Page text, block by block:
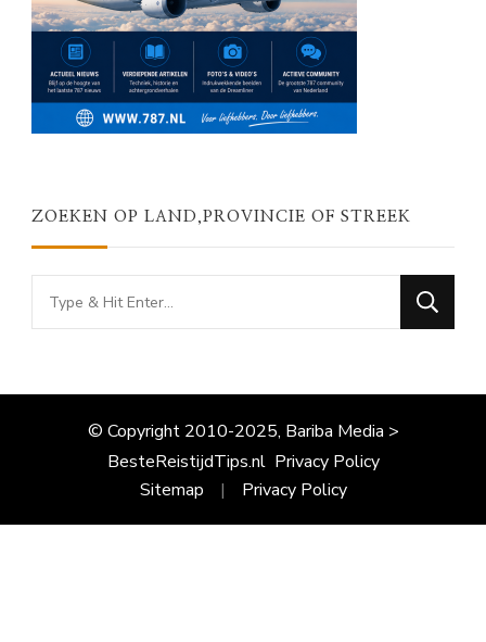
ZOEKEN OP LAND,PROVINCIE OF STREEK
Looking
for
© Copyright 2010-2025, Bariba Media >
BesteReistijdTips.nl Privacy Policy
Sitemap
Privacy Policy